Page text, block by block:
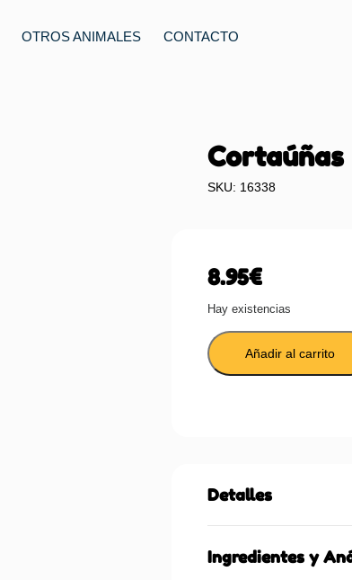
OTROS ANIMALES CONTACTO
Cortaúñas
SKU: 16338
8.95€
Hay existencias
Añadir al carrito
Detalles
Ingredientes y